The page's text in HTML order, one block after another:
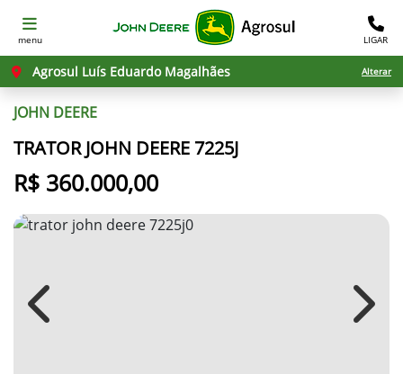
menu LIGAR
Agrosul Luís Eduardo Magalhães Alterar
JOHN DEERE
TRATOR JOHN DEERE 7225J
R$ 360.000,00
Previous Next